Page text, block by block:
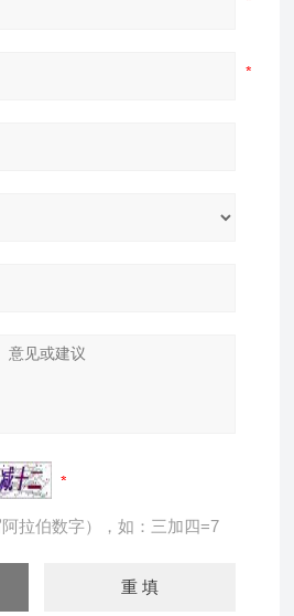
拉伯数字），如：三加四=7